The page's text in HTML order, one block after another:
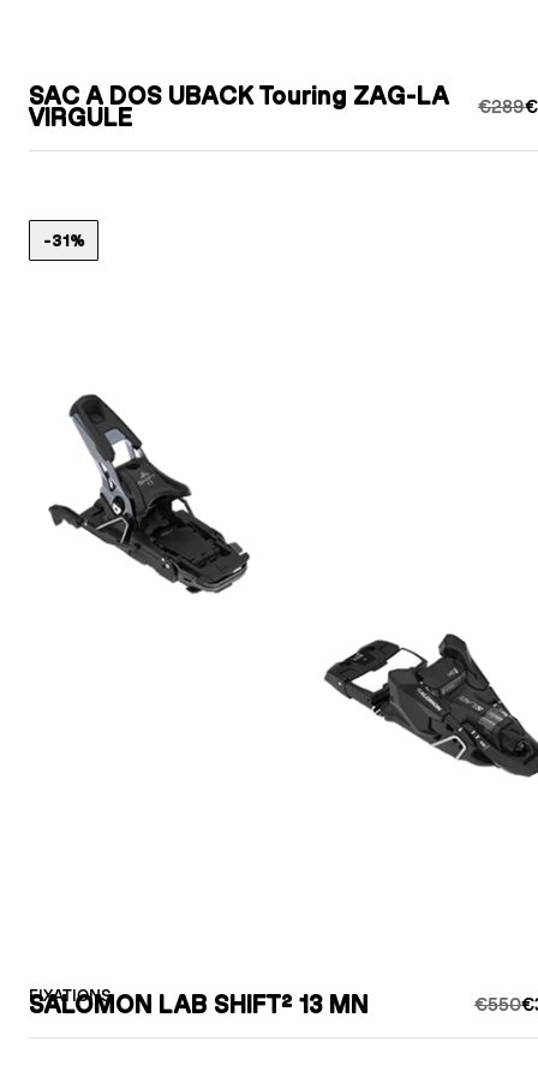
SAC A DOS UBACK Touring ZAG-LA
VIRGULE
€289
FIXATIONS
SALOMON LAB SHIFT² 13 MN €550
-31%